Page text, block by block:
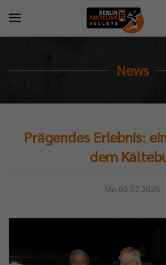
News
Prägendes Erlebnis:
dem
Mo 03.02.2025